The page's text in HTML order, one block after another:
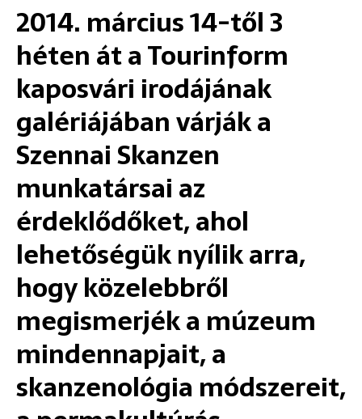
2014. március 14-től 3
héten át a Tourinform
kaposvári irodájának
galériájában várják a
Szennai Skanzen
munkatársai az
érdeklődőket, ahol
lehetőségük nyílik arra,
hogy közelebbről
megismerjék a múzeum
mindennapjait, a
skanzenológia módszereit,